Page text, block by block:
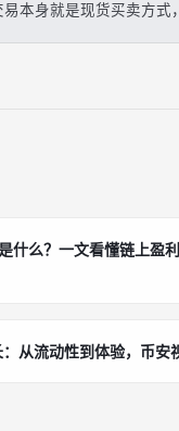
易本身就是现货买卖方式
什么？一文看懂链上盈
从流动性到体验，币安